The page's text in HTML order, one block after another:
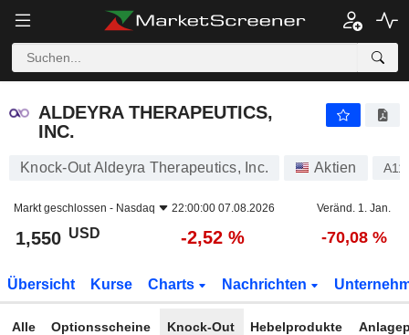
ALDEYRA THERAPEUTICS,
INC.
Knock-Out Aldeyra Therapeutics, Inc. Aktien
Markt geschlossen - Nasdaq 22:00:00 07.08.2026 Veränd. 1. Jan.
1,550 USD -2,52 % -70,08 %
Übersicht Kurse Charts Nachrichten
Alle Optionsscheine Knock-Out Hebelprodukte